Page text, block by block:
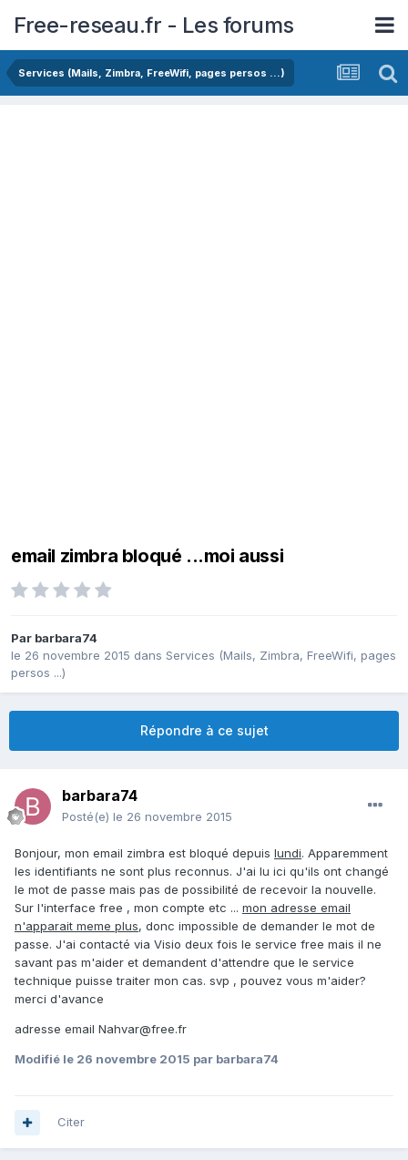
Free-reseau.fr - Les forums
Services (Mails, Zimbra, FreeWifi, pages persos ...)
email zimbra bloqué ...moi aussi
Par barbara74
le 26 novembre 2015 dans Services (Mails, Zimbra, FreeWifi, pages
persos ...)
Répondre à ce sujet
barbara74
Posté(e) le 26 novembre 2015
Bonjour, mon email zimbra est bloqué depuis lundi. Apparemment
les identifiants ne sont plus reconnus. J'ai lu ici qu'ils ont changé
le mot de passe mais pas de possibilité de recevoir la nouvelle.
Sur l'interface free , mon compte etc ... mon adresse email
n'apparait meme plus, donc impossible de demander le mot de
passe. J'ai contacté via Visio deux fois le service free mais il ne
savant pas m'aider et demandent d'attendre que le service
technique puisse traiter mon cas. svp , pouvez vous m'aider?
merci d'avance
adresse email Nahvar@free.fr
Modifié le 26 novembre 2015 par barbara74
Citer